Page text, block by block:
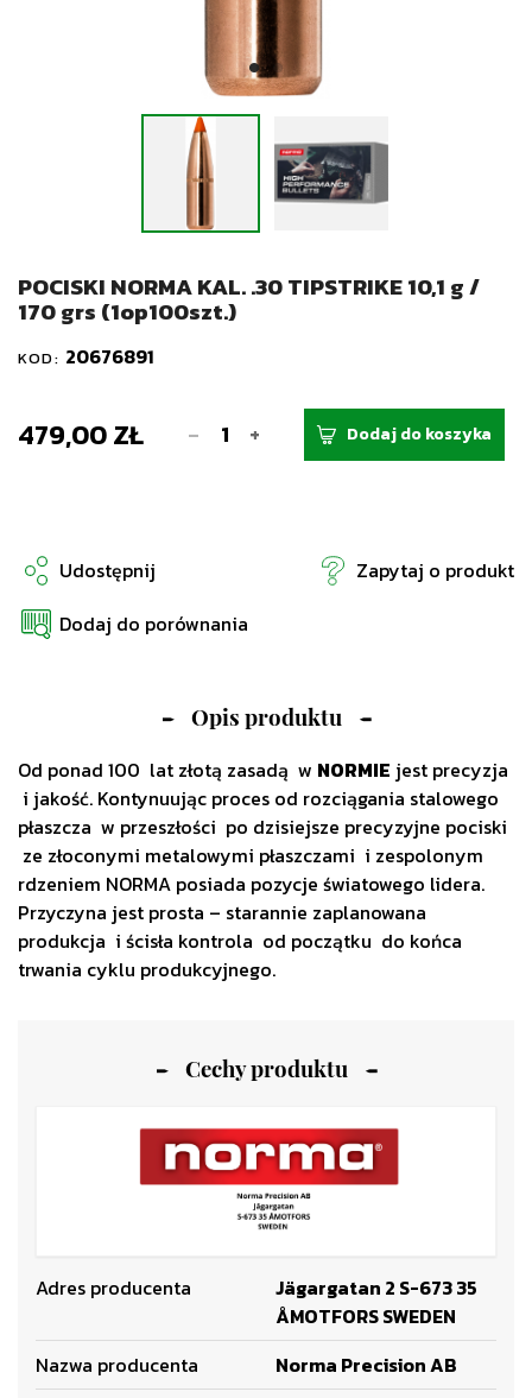
POCISKI NORMA KAL. .30 TIPSTRIKE 10,1 g /
170 grs (1op100szt.)
KOD: 20676891
479,00 ZŁ - + Dodaj do koszyka
Udostępnij
Zapytaj o produkt
Dodaj do porównania
Cechy produktu
Adres producenta
Jägargatan 2 S-673 35
ÅMOTFORS SWEDEN
Nazwa producenta
Norma Precision AB
Opis produktu
Od ponad 100 lat złotą zasadą w NORMIE jest precyzja
i jakość. Kontynuując proces od rozciągania stalowego
płaszcza w przeszłości po dzisiejsze precyzyjne pociski
ze złoconymi metalowymi płaszczami i zespolonym
rdzeniem NORMA posiada pozycje światowego lidera.
Przyczyna jest prosta – starannie zaplanowana
produkcja i ścisła kontrola od początku do końca
trwania cyklu produkcyjnego.